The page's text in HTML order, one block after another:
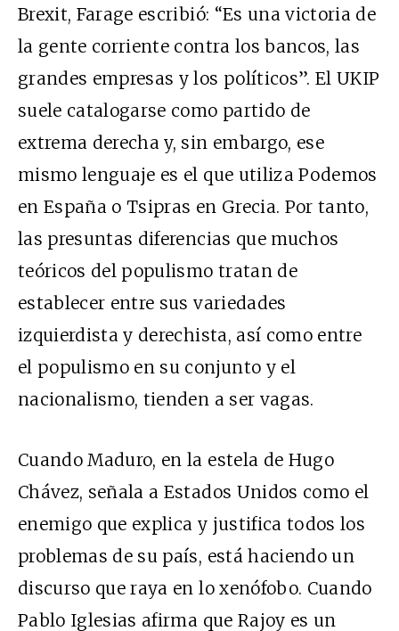
Brexit, Farage escribió: “Es una victoria de
la gente corriente contra los bancos, las
grandes empresas y los políticos”. El UKIP
suele catalogarse como partido de
extrema derecha y, sin embargo, ese
mismo lenguaje es el que utiliza Podemos
en España o Tsipras en Grecia. Por tanto,
las presuntas diferencias que muchos
teóricos del populismo tratan de
establecer entre sus variedades
izquierdista y derechista, así como entre
el populismo en su conjunto y el
nacionalismo, tienden a ser vagas.
Cuando Maduro, en la estela de Hugo
Chávez, señala a Estados Unidos como el
enemigo que explica y justifica todos los
problemas de su país, está haciendo un
discurso que raya en lo xenófobo. Cuando
Pablo Iglesias afirma que Rajoy es un